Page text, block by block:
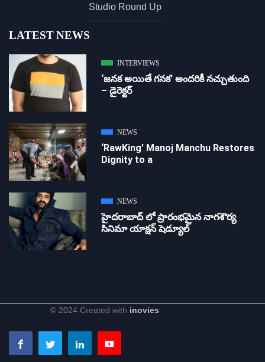
Studio Round Up
LATEST NEWS
INTERVIEWS
‘జ‌న‌క అయితే గ‌న‌క‌’ అందరికీ నచ్చుతుంది
– డైరెక్ట‌ర్
NEWS
‘RawKing’ Manoj Manchu Restores
Dignity to a
NEWS
హైదరాబాద్ లో ప్రారంభమైన నాగశౌర్య
సినిమా యాక్షన్ షెడ్యూల్
© 2024 Created with inovies